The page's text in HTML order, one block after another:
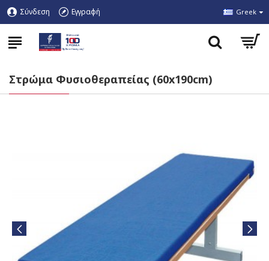
Σύνδεση Εγγραφή Greek
Στρώμα Φυσιοθεραπείας (60x190cm)